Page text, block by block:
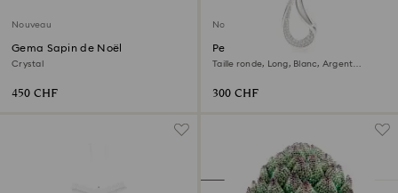
Nouveau
Gema Sapin de Noël
Crystal
450 CHF
Nouveau
Pendentif Swarovski Classica
Taille ronde, Long, Blanc, Argent
300 CHF